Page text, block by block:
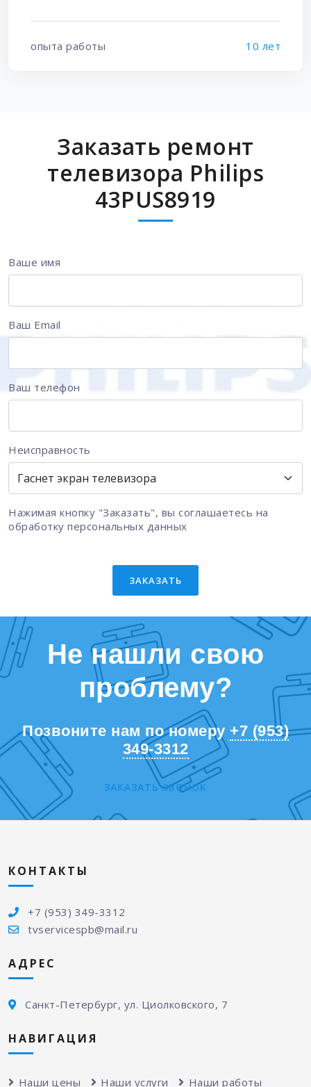
опыта работы 10 лет
Заказать ремонт
телевизора Philips
43PUS8919
Ваше имя
Ваш Email
Ваш телефон
Неисправность
Нажимая кнопку "Заказать", вы соглашаетесь на
обработку персональных данных
ЗАКАЗАТЬ
Не нашли свою
проблему?
Позвоните нам по номеру +7 (953)
349-3312
ЗАКАЗАТЬ ЗВОНОК
КОНТАКТЫ
+7 (953) 349-3312
tvservicespb@mail.ru
АДРЕС
Санкт-Петербург, ул. Циолковского, 7
НАВИГАЦИЯ
Наши цены Наши услуги Наши работы